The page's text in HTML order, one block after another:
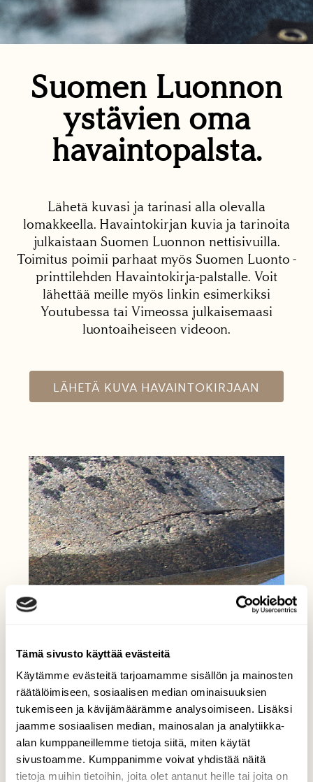
Tämä sivusto käyttää evästeitä
Käytämme evästeitä tarjoamamme sisällön ja mainosten
räätälöimiseen, sosiaalisen median ominaisuuksien
tukemiseen ja kävijämäärämme analysoimiseen. Lisäksi
jaamme sosiaalisen median, mainosalan ja analytiikka-
alan kumppaneillemme tietoja siitä, miten käytät
sivustoamme. Kumppanimme voivat yhdistää näitä
tietoja muihin tietoihin, joita olet antanut heille tai joita on
Suomen Luonnon
ystävien oma
havaintopalsta.
Lähetä kuvasi ja tarinasi alla olevalla
lomakkeella. Havaintokirjan kuvia ja tarinoita
julkaistaan Suomen Luonnon nettisivuilla.
Toimitus poimii parhaat myös Suomen Luonto -
printtilehden Havaintokirja-palstalle. Voit
lähettää meille myös linkin esimerkiksi
Youtubessa tai Vimeossa julkaisemaasi
luontoaiheiseen videoon.
LÄHETÄ KUVA HAVAINTOKIRJAAN